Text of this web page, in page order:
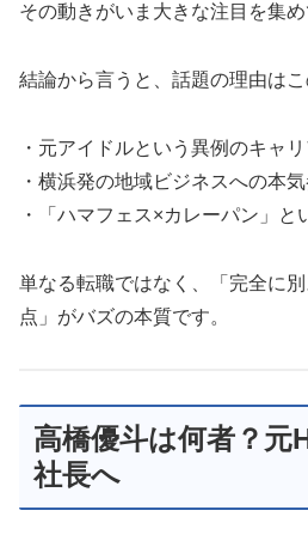
その動きがいま大きな注目を集め
結論から言うと、話題の理由はこ
・元アイドルという異例のキャ
・横浜発の地域ビジネスへの本気
・「ハマフェス×カレーパン」
単なる転職ではなく、「完全に
点」がバズの本質です。
高橋優斗は何者？元
社長へ